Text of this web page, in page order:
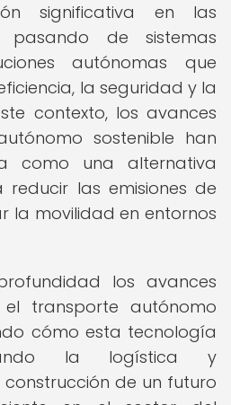
significativa en las
pasando de sistemas
autónomas que
la seguridad y la
contexto, los avances
sostenible han
como una alternativa
las emisiones de
la movilidad en entornos
los avances
transporte autónomo
cómo esta tecnología
la logística y
de un futuro